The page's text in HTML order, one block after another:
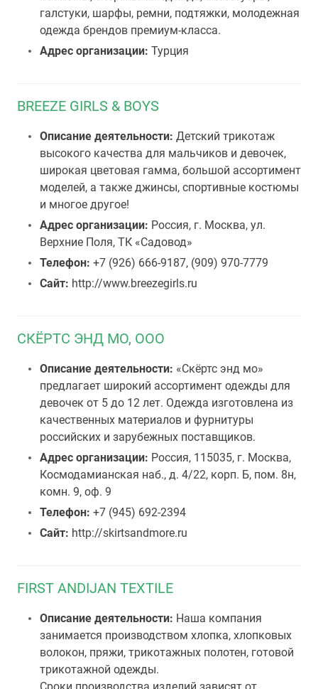
галстуки, шарфы, ремни, подтяжки, молодежная
одежда брендов премиум-класса.
Адрес организации: Турция
BREEZE GIRLS & BOYS
Описание деятельности: Детский трикотаж
высокого качества для мальчиков и девочек,
широкая цветовая гамма, большой ассортимент
моделей, а также джинсы, спортивные костюмы
и многое другое!
Адрес организации: Россия, г. Москва, ул.
Верхние Поля, ТК «Садовод»
Телефон: +7 (926) 666-9187, (909) 970-7779
Сайт: http://www.breezegirls.ru
СКЁРТС ЭНД МО, ООО
Описание деятельности: «Скёртс энд мо»
предлагает широкий ассортимент одежды для
девочек от 5 до 12 лет. Одежда изготовлена из
качественных материалов и фурнитуры
российских и зарубежных поставщиков.
Адрес организации: Россия, 115035, г. Москва,
Космодамианская наб., д. 4/22, корп. Б, пом. 8н,
комн. 9, оф. 9
Телефон: +7 (945) 692-2394
Сайт: http://skirtsandmore.ru
FIRST ANDIJAN TEXTILE
Описание деятельности: Наша компания
занимается производством хлопка, хлопковых
волокон, пряжи, трикотажных полотен, готовой
трикотажной одежды.